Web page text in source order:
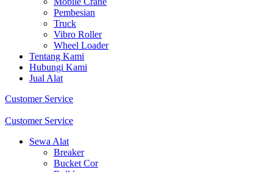
Pembesian
Truck
Vibro Roller
Wheel Loader
Tentang Kami
Hubungi Kami
Jual Alat
Customer Service
Customer Service
Sewa Alat
Breaker
Bucket Cor